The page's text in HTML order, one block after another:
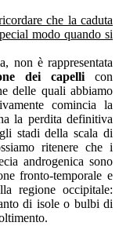
che la caduta
modo quando si
non è rappresentata
dei capellicon
delle quali abbiamo
comincia la
la perdita definitiva
stadi della scala di
ritenere che i
androgenica sono
fronto-temporale e
regione occipitale:
di isole o bulbi di